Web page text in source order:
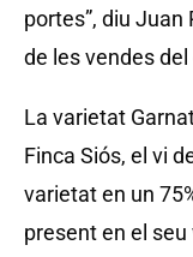
portes”, diu
de les vendes del
La varietat
Finca Siós, el vi
varietat en un
present en el seu